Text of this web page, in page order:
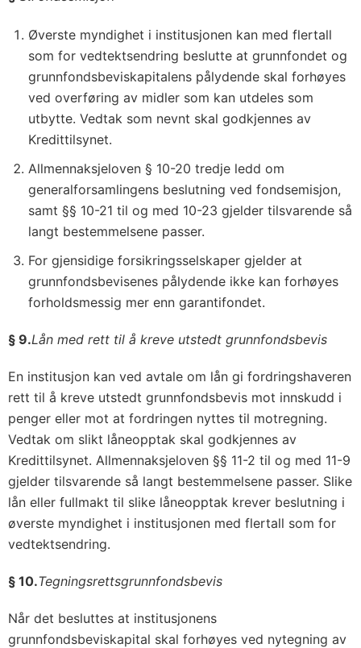
Øverste myndighet i institusjonen kan med flertall
som for vedtektsendring beslutte at grunnfondet og
grunnfondsbeviskapitalens pålydende skal forhøyes
ved overføring av midler som kan utdeles som
utbytte. Vedtak som nevnt skal godkjennes av
Kredittilsynet.
Allmennaksjeloven § 10-20 tredje ledd om
generalforsamlingens beslutning ved fondsemisjon,
samt §§ 10-21 til og med 10-23 gjelder tilsvarende så
langt bestemmelsene passer.
For gjensidige forsikringsselskaper gjelder at
grunnfondsbevisenes pålydende ikke kan forhøyes
forholdsmessig mer enn garantifondet.
§ 9.Lån med rett til å kreve utstedt grunnfondsbevis
En institusjon kan ved avtale om lån gi fordringshaveren
rett til å kreve utstedt grunnfondsbevis mot innskudd i
penger eller mot at fordringen nyttes til motregning.
Vedtak om slikt låneopptak skal godkjennes av
Kredittilsynet. Allmennaksjeloven §§ 11-2 til og med 11-9
gjelder tilsvarende så langt bestemmelsene passer. Slike
lån eller fullmakt til slike låneopptak krever beslutning i
øverste myndighet i institusjonen med flertall som for
vedtektsendring.
§ 10.Tegningsrettsgrunnfondsbevis
Når det besluttes at institusjonens
grunnfondsbeviskapital skal forhøyes ved nytegning av